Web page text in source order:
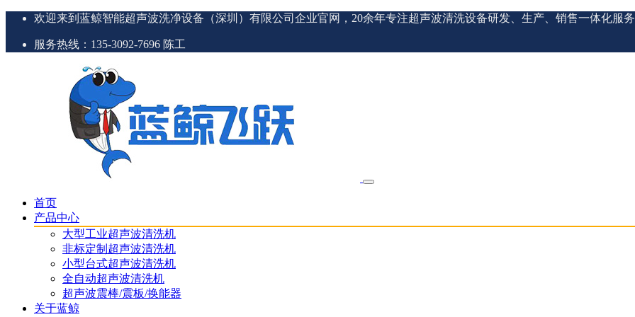
欢迎来到蓝鲸智能超声波洗净设备（深圳）有限公司企业官网，20余年专注超声波清洗设备研发、生产、销售一体化服
服务热线：135-3092-7696 陈工
首页
产品中心
大型工业超声波清洗机
非标定制超声波清洗机
小型台式超声波清洗机
全自动超声波清洗机
超声波震棒/震板/换能器
关于蓝鲸